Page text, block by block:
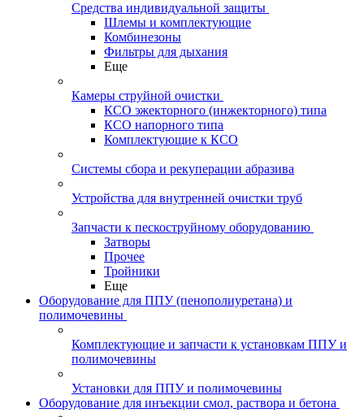
Средства индивидуальной защиты
Шлемы и комплектующие
Комбинезоны
Фильтры для дыхания
Еще
Камеры струйной очистки
КСО эжекторного (инжекторного) типа
КСО напорного типа
Комплектующие к КСО
Системы сбора и рекуперации абразива
Устройства для внутренней очистки труб
Запчасти к пескоструйному оборудованию
Затворы
Прочее
Тройники
Еще
Оборудование для ППУ (пенополиуретана) и
полимочевины
Комплектующие и запчасти к установкам ППУ и
полимочевины
Установки для ППУ и полимочевины
Оборудование для инъекции смол, раствора и бетона